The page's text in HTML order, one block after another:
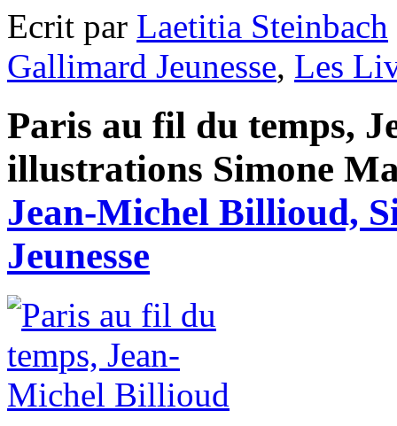
Ecrit par Laetitia Steinbach
Gallimard Jeunesse, Les
Paris au fil du temps,
illustrations Simone
Jean-Michel Billioud,
Jeunesse